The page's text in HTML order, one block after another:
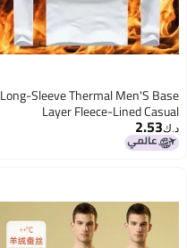
Long-Sleeve Thermal Men'S Base
Layer Fleece-Lined Casual
Versatile Slim-Fit Innerwear Black
Gold
د.ك‏2.53